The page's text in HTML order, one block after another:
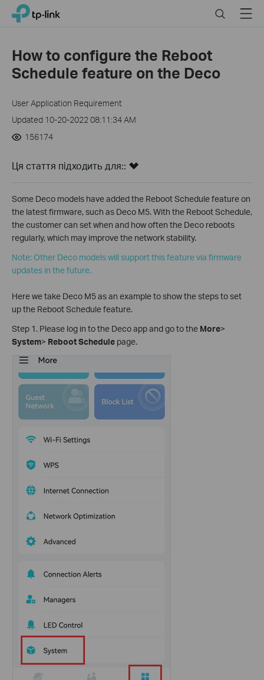
Click
navigation
TP-Link, Reliably Smart SearchMenu
How to configure the Reboot
Schedule feature on the Deco
User Application Requirement
Updated 10-20-2022 08:11:34 AM
156174
Ця стаття підходить для::
Some Deco models have added the Reboot Schedule feature on
the latest firmware, such as Deco M5. With the Reboot Schedule,
the customer can set when and how often the Deco reboots
regularly, which may improve the network stability.
Note: Other Deco models will support this feature via firmware
updates in the future.
Here we take Deco M5 as an example to show the steps to set
up the Reboot Schedule feature.
Step 1. Please log in to the Deco app and go to the More>
System> Reboot Schedule page.